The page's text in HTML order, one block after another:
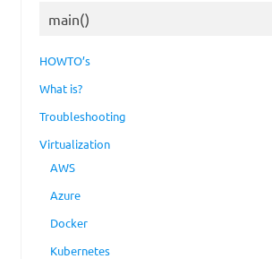
main()
HOWTO’s
What is?
Troubleshooting
Virtualization
AWS
Azure
Docker
Kubernetes